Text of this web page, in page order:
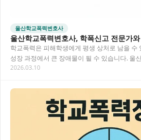
울산학교폭력변호사
울산학교폭력변호사, 학폭신고 전문가
학교폭력은 피해학생에게 평생 상처로 남을 수
성장 과정에서 큰 장애물이 될 수 있습니다. 울
교폭력 문제 해결을 위해 전문적인 법률 지…
2026.03.10